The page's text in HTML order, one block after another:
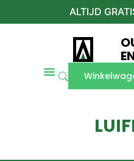
ALTIJD